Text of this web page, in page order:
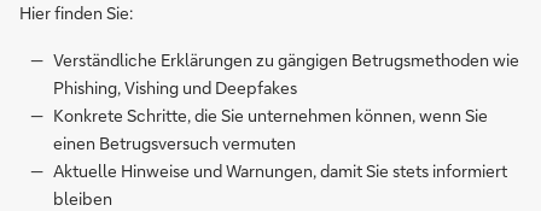
Hier finden Sie:
Verständliche Erklärungen zu gängigen Betrugsmethoden wie
Phishing, Vishing und Deepfakes
Konkrete Schritte, die Sie unternehmen können, wenn Sie
einen Betrugsversuch vermuten
Aktuelle Hinweise und Warnungen, damit Sie stets informiert
bleiben